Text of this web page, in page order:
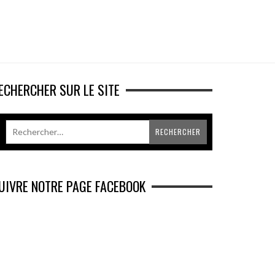
SUR LE SITE
NOTRE PAGE FACEBOOK